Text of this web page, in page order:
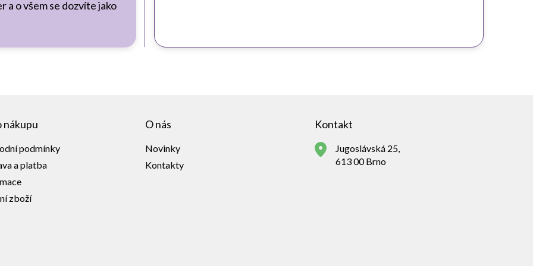
o všem se dozvíte jako
nákupu
podmínky
a platba
zboží
O nás
Novinky
Kontakty
Kontakt
Jugoslávská 25,
613 00 Brno